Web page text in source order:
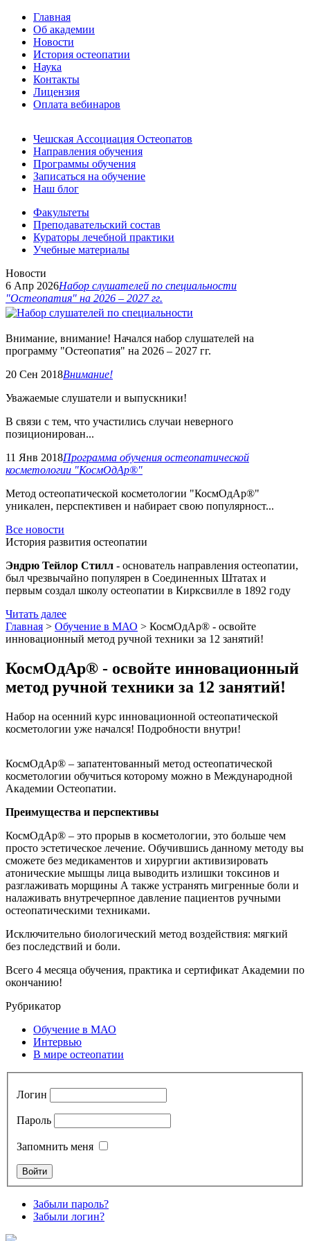
Главная
Об академии
Новости
История остеопатии
Наука
Контакты
Лицензия
Оплата вебинаров
Чешская Ассоциация Остеопатов
Направления обучения
Программы обучения
Записаться на обучение
Наш блог
Факультеты
Преподавательский состав
Кураторы лечебной практики
Учебные материалы
Новости
6 Апр 2026Набор слушателей по специальности
"Остеопатия" на 2026 – 2027 гг.
Внимание, внимание! Начался набор слушателей на
программу "Остеопатия" на 2026 – 2027 гг.
20 Сен 2018Внимание!
Уважаемые слушатели и выпускники!
В связи с тем, что участились случаи неверного
позиционирован...
11 Янв 2018Программа обучения остеопатической
косметологии "КосмОдАр®"
Метод остеопатической косметологии "КосмОдАр®"
уникален, перспективен и набирает свою популярност...
Все новости
История развития остеопатии
Эндрю Тейлор Стилл - основатель направления остеопатии,
был чрезвычайно популярен в Соединенных Штатах и
первым создал школу остеопатии в Кирксвилле в 1892 году
Читать далее
Главная > Обучение в МАО > КосмОдАр® - освойте
инновационный метод ручной техники за 12 занятий!
КосмОдАр® - освойте инновационный
метод ручной техники за 12 занятий!
Набор на осенний курс инновационной остеопатической
косметологии уже начался! Подробности внутри!
КосмОдАр® – запатентованный метод остеопатической
косметологии обучиться которому можно в Международной
Академии Остеопатии.
Преимущества и перспективы
КосмОдАр® – это прорыв в косметологии, это больше чем
просто эстетическое лечение. Обучившись данному методу вы
сможете без медикаментов и хирургии активизировать
атонические мышцы лица выводить излишки токсинов и
разглаживать морщины А также устранять мигренные боли и
налаживать внутречерпное давление пациентов ручными
остеопатическими техниками.
Исключительно биологический метод воздействия: мягкий
без последствий и боли.
Всего 4 месяца обучения, практика и сертификат Академии по
окончанию!
Рубрикатор
Обучение в МАО
Интервью
В мире остеопатии
Логин
Пароль
Запомнить меня
Забыли пароль?
Забыли логин?